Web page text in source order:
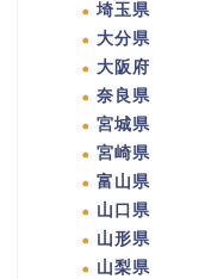
埼玉県
大分県
大阪府
奈良県
宮城県
宮崎県
富山県
山口県
山形県
山梨県